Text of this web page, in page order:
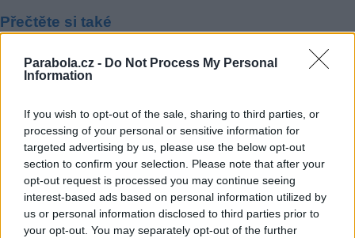
Parabola.cz - Do Not Process My Personal
Information
If you wish to opt-out of the sale, sharing to third parties, or
processing of your personal or sensitive information for
targeted advertising by us, please use the below opt-out
section to confirm your selection. Please note that after your
opt-out request is processed you may continue seeing
interest-based ads based on personal information utilized by
us or personal information disclosed to third parties prior to
your opt-out. You may separately opt-out of the further
Přečtěte si také
Voyo využívá 400 tisíc zákazníků v Česku a na Slovensku
Česko v roce 2021: Pokles satelitu, stagnace optiky
Reklama
Pracovní nabídky
05.08.2026 -Zámečník / Mechanik (Praha - východ)
05.08.2026 -Měřící technik - elektro (Okres Prachatice)
05.08.2026 -Manažer/ka pro mezinárodní spolupráci (Suchdol, Praha)
05.08.2026 -Technik kontroly (Plzeň - sever)